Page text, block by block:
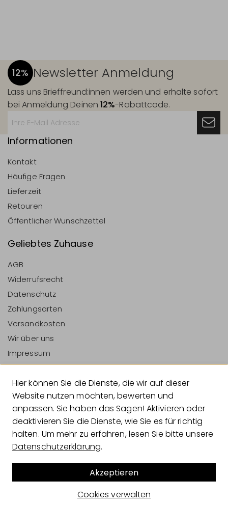
12% Newsletter Anmeldung
Lass uns Brieffreund:innen werden und erhalte sofort
bei Anmeldung Deinen12%-Rabattcode.
Informationen
Kontakt
Häufige Fragen
Lieferzeit
Retouren
Öffentlicher Wunschzettel
Geliebtes Zuhause
AGB
Widerrufsrecht
Datenschutz
Zahlungsarten
Versandkosten
Wir über uns
Impressum
Vertrag Widerrufen
Zahlungsarten
Versandarten
Hier können Sie die Dienste, die wir auf dieser
Website nutzen möchten, bewerten und
anpassen. Sie haben das Sagen! Aktivieren oder
deaktivieren Sie die Dienste, wie Sie es für richtig
halten. Um mehr zu erfahren, lesen Sie bitte unsere
Datenschutzerklärung.
Cookies verwalten
Akzeptieren